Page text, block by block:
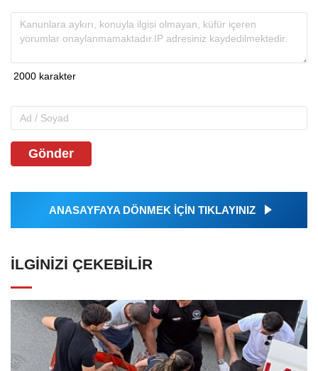
Gönder
ANASAYFAYA DÖNMEK İÇİN TIKLAYINIZ
İLGINIZI ÇEKEBILIR